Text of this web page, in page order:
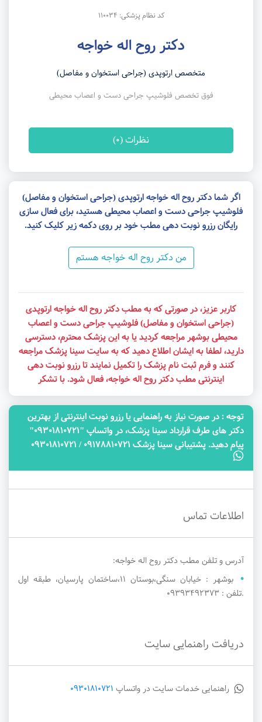
کد نظام پزشکی: 110034
دکتر روح اله خواجه
متخصص ارتوپدی (جراحی استخوان و مفاصل)
فوق تخصص فلوشیپ جراحی دست و اعصاب محیطی
نظرات (0)
اگر شما دکتر روح اله خواجه ارتوپدی (جراحی استخوان و مفاصل)
فلوشیپ جراحی دست و اعصاب محیطی هستید، برای فعال سازی
رایگان رزرو نوبت دهی مطب خود بر روی دکمه زیر کلیک کنید.
من دکتر روح اله خواجه هستم
کاربر عزیز، در صورتی که به مطب دکتر روح اله خواجه ارتوپدی
(جراحی استخوان و مفاصل) فلوشیپ جراحی دست و اعصاب
محیطی بوشهر مراجعه کردید یا به این پزشک محترم، دسترسی
دارید، لطفا به ایشان اطلاع دهید که به سایت سینا پزشک مراجعه
کنند و فرم ثبت نام پزشک را تکمیل نمایند تا رزرو نوبت دهی
اینترنتی مطب دکتر روح اله خواجه، فعال شود. با تشکر
توجه‌ : در صورت نیاز به راهنمایی یا رزرو نوبت اینترنتی از بهترین
دکتر های طرف قرارداد سینا پزشک، در واتساپ "09301810721"
پیام دهید. پشتیبانی سینا پزشک 09178810721 / 09301810721
اطلاعات تماس
آدرس و تلفن مطب دکتر روح اله خواجه:
بوشهر : خیابان سنگی،بوستان 11،ساختمان پارسیان، طبقه اول
.تلفن : 09393492373
دریافت راهنمایی سایت
راهنمایی خدمات سایت در واتساپ 09301810721